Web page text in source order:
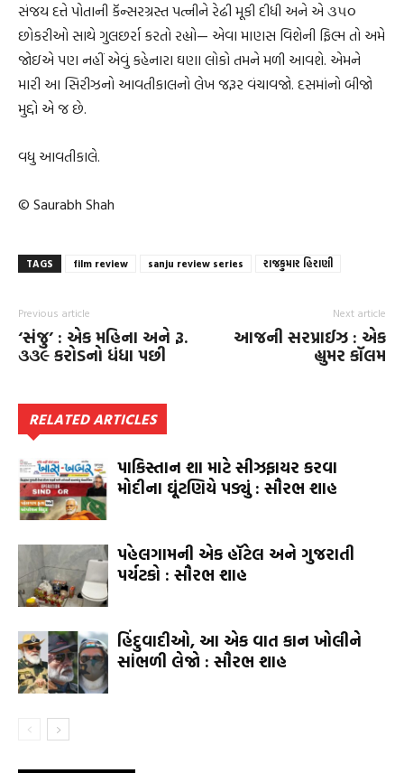
સંજય દત્તે પોતાની કૅન્સરગ્રસ્ત પત્નીને રેઢી મૂકી દીધી અને એ ૩૫૦
છોકરીઓ સાથે ગુલછર્રા કરતો રહ્યો— એવા માણસ વિશેની ફિલ્મ તો અમે
જોઇએ પણ નહીં એવું કહેનારા ઘણા લોકો તમને મળી આવશે. એમને
મારી આ સિરીઝનો આવતીકાલનો લેખ જરૂર વંચાવજો. દસમાંનો બીજો
મુદ્દો એ જ છે.
વધુ આવતીકાલે.
© Saurabh Shah
TAGS film review sanju review series રાજકુમાર હિરાણી
Previous article
‘સંજુ’ : એક મહિના અને રૂ.
૩૩૯ કરોડનો ધંધા પછી
Next article
આજની સરપ્રાઈઝ : એક
હ્યુમર કૉલમ
RELATED ARTICLES
પાકિસ્તાન શા માટે સીઝફાયર કરવા
મોદીના ઘૂંટણિયે પડ્યું : સૌરભ શાહ
પહેલગામની એક હૉટેલ અને ગુજરાતી
પર્યટકો : સૌરભ શાહ
હિંદુવાદીઓ, આ એક વાત કાન ખોલીને
સાંભળી લેજો : સૌરભ શાહ